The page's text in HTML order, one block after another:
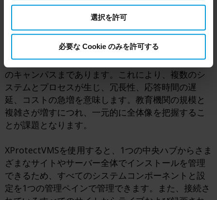
your consent, and for Microsoft also based on
Milestone’s legitimate interest. Please click ‘Show details’
for more information.
選択を許可
必要な Cookie のみを許可する
すべてを一元管理
大学の規模や形態は様々です。一つの敷地に建つ建
物から、複数の敷地に施設が点在する巨大な都市型
のキャンパスまであります。​これにより、複数のシ
ステムとプロセスが生じ、冗長性、応答時間の遅
延、コストの急増を意味します。教育機関の規模と
複雑さが増すにつれ、一元的に全体像を把握するこ
とが課題となります。
XProtectVMSを使用すると、1つの中央ハブからさま
ざまなサイトやサーバー全体でインストールを管理
できるため、すべてのシステムコンポーネントと設
定を1つの管理ペインで管理できます。また、接続さ